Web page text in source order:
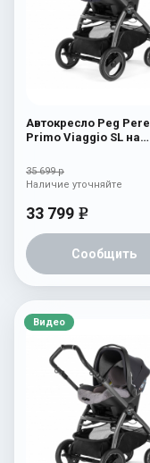
Автокресло Peg
Primo Viaggio SL на
White/Black) Luxe Blue
35 699 р
33 799 e
Сообщить
Наличие уточняйте
Видео